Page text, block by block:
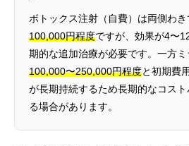
ボトックス注射（自費）は両側わき
100,000円程度ですが、効果が4〜
期的な追加治療が必要です。一方
100,000〜250,000円程度と初期費
が長期持続するため長期的なコス
る場合があります。